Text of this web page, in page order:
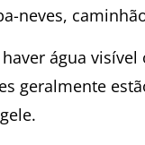
neves,
água
geralmente